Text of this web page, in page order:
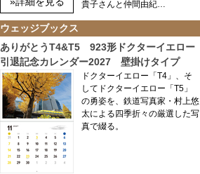
貴子さんと仲間由紀…
ウェッジブックス
ありがとうT4&T5 923形ドクターイエロー
引退記念カレンダー2027 壁掛けタイプ
ドクターイエロー「T4」、そ
してドクターイエロー「T5」
の勇姿を、鉄道写真家・村上悠
太による四季折々の厳選した写
真で綴る。